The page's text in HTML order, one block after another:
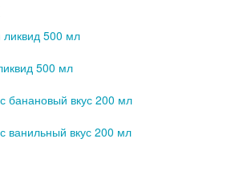
500 мл
500 мл
банановый вкус 200 мл
ванильный вкус 200 мл